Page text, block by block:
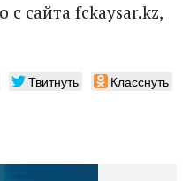
сайта fckaysar.kz,
Твитнуть Класснуть